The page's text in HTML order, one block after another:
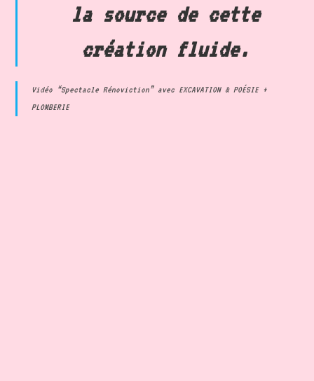
la source de cette
création fluide.
Vidéo “Spectacle Rénoviction” avec EXCAVATION & POÉSIE +
PLOMBERIE